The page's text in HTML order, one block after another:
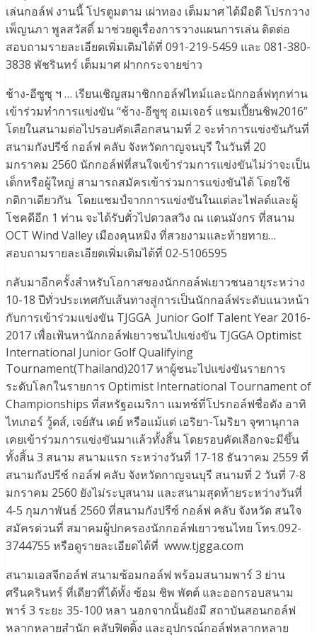
เล่นกอล์ฟ งานนี้ โปรตูมตาม เผ่าทอง เต็มมาศ ได้มือดี โปรกวาง
เพ็ญนภา พูลสวัสดิ์ มาช่วยดูเรื่องการวางแผนการเล่น ติดต่อ
สอบถามรายละเอียดเพิ่มเติมได้ที่ 091-219-5459 และ 081-380-
3838 พัชรินทร์ เต็มมาศ ฝากกระจายข่าว
ช้าง-อีซูซุ ฯ … เรียนเชิญสมาชิกกอล์ฟไทม์และนักกอล์ฟทุกท่าน
เข้าร่วมทำการแข่งขัน “ช้าง-อีซูซุ อเมเจอร์ แชมเปี้ยนชิพ2016”
โดยในสนามต่อไปรอบคัดเลือกสนามที่ 2 จะทำการแข่งขันกันที่
สนามกังปรีซ์ กอล์ฟ คลับ จังหวัดกาญจนบุรี ในวันที่ 20
มกราคม 2560 นักกอล์ฟที่สนใจเข้าร่วมการแข่งขันไม่ว่าจะเป็น
เด็กหรือผู้ใหญ่ สามารถสมัครเข้าร่วมการแข่งขันได้ โดยใช้
กติกาเดียวกัน โดยแชมป์จากการแข่งขันในแต่ละไฟลต์และผู้
โชคดีอีก 1 ท่าน จะได้รับตั๋วไปดวลสวิง ณ แดนมังกร ที่สนาม
OCT Wind Valley เมืองคุนหมิง ที่สวยงามและท้ายทาย…
สอบถามรายละเอียดเพิ่มเติมได้ที่ 02-5106595
กลับมาอีกครั้งสำหรับโอกาสของนักกอล์ฟเยาวชนอายุระหว่าง
10-18 ปีทั่วประเทศกับเส้นทางสู่การเป็นนักกอล์ฟระดับแนวหน้า
กับการเข้าร่วมแข่งขัน TJGGA Junior Golf Talent Year 2016-
2017 เพื่อเฟ้นหานักกอล์ฟเยาวชนไปแข่งขัน TJGGA Optimist
International Junior Golf Qualifying
Tournament(Thailand)2017 หาผู้ชนะไปแข่งขันรายการ
ระดับโลกในรายการ Optimist International Tournament of
Championships ที่สหรัฐอเมริกา แมทช์ที่โปรกอล์ฟชื่อดัง อาทิ
ไทเกอร์ วู้ดส์, เจย์สัน เดย์ หรือแม้แต่ เอริยา-โมริยา จุฑานุกาล
เคยเข้าร่วมการแข่งขันมาแล้วทั้งสิ้น โดยรอบคัดเลือกจะมีขึ้น
ทั้งสิ้น 3 สนาม สนามแรก ระหว่างวันที่ 17-18 ธันวาคม 2559 ที่
สนามกังปรีซ์ กอล์ฟ คลับ จังหวัดกาญจนบุรี สนามที่ 2 วันที่ 7-8
มกราคม 2560 ยังไม่ระบุสนาม และสนามสุดท้ายระหว่างวันที่
4-5 กุมภาพันธ์ 2560 ที่สนามกังปรีซ์ กอล์ฟ คลับ จังหวัด สนใจ
สมัครด่วนที่ สมาคมผู้ปกครองนักกอล์ฟเยาวชนไทย โทร.092-
3744755 หรือดูรายละเอียดได้ที่ www.tjgga.com
สนามเอสจีกอล์ฟ สนามซ้อมกอล์ฟ พร้อมสนามพาร์ 3 ย่าน
ศรีนครินทร์ ที่เดียวที่ได้ทั้ง ซ้อม ชิพ พัตต์ และออกรอบสนาม
พาร์ 3 ระยะ 35-100 หลา นอกจากนั้นยังมี สถาบันสอนกอล์ฟ
หลากหลายสำนัก คลับฟิตติ้ง และอุปกรณ์กอล์ฟหลากหลาย